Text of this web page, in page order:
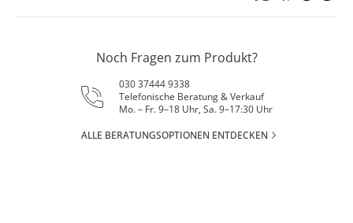
Noch Fragen zum Produkt?
030 37444 9338
Telefonische Beratung & Verkauf
Mo. – Fr. 9–18 Uhr, Sa. 9–17:30 Uhr
ALLE BERATUNGSOPTIONEN ENTDECKEN